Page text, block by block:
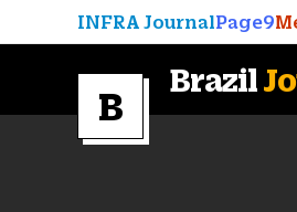
INFRA JournalPage9
Brazil